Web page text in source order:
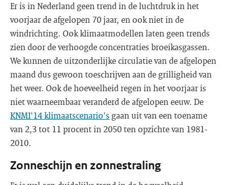
Er is in Nederland geen trend in de luchtdruk in het
voorjaar de afgelopen 70 jaar, en ook niet in de
windrichting. Ook klimaatmodellen laten geen trends
zien door de verhoogde concentraties broeikasgassen.
We kunnen de uitzonderlijke circulatie van de afgelopen
maand dus gewoon toeschrijven aan de grilligheid van
het weer. Ook de hoeveelheid regen in het voorjaar is
niet waarneembaar veranderd de afgelopen eeuw. De
KNMI'14 klimaatscenario'sgaan uit van een toename
van 2,3 tot 11 procent in 2050 ten opzichte van 1981-
2010.
Zonneschijn en zonnestraling